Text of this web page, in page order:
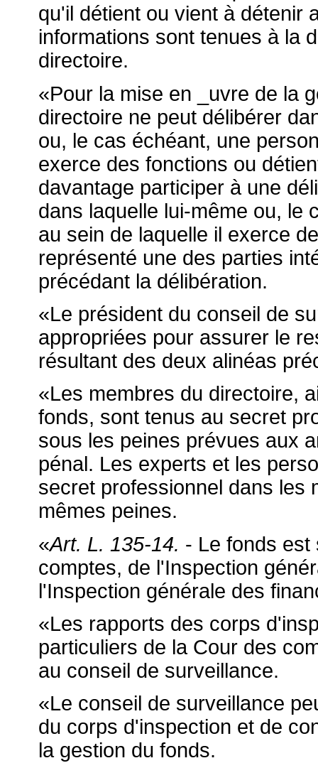
qu'il détient ou vient à détenir
informations sont tenues à la
directoire.
«Pour la mise en _uvre de la
directoire ne peut délibérer
ou, le cas échéant, une
exerce des fonctions ou
davantage participer à une
dans laquelle lui-même ou, le
au sein de laquelle il exerce
représenté une des parties
précédant la délibération.
«Le président du conseil de
appropriées pour assurer le
résultant des deux alinéas
«Les membres du directoire,
fonds, sont tenus au secret
sous les peines prévues aux
pénal. Les experts et les
secret professionnel dans les
mêmes peines.
«Art. L. 135-14. - Le fonds est
comptes, de l'Inspection
l'Inspection générale des
«Les rapports des corps
particuliers de la Cour des
au conseil de surveillance.
«Le conseil de surveillance
du corps d'inspection et de
la gestion du fonds.